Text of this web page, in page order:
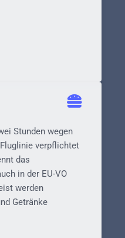
Stunden wegen
verpflichtet
das
in der EU-VO
werden
Getränke